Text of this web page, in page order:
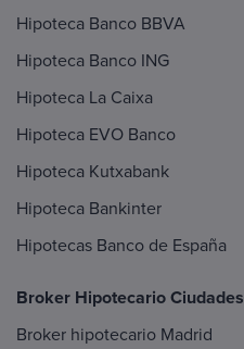
Hipoteca Banco BBVA
Hipoteca Banco ING
Hipoteca La Caixa
Hipoteca EVO Banco
Hipoteca Kutxabank
Hipoteca Bankinter
Hipotecas Banco de España
Broker Hipotecario Ciudades
Broker hipotecario Madrid